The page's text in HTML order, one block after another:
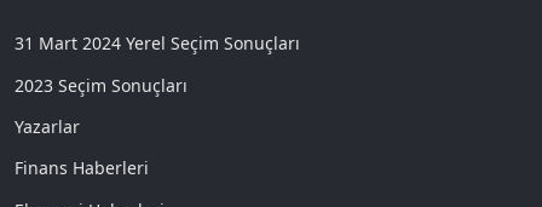
31 Mart 2024 Yerel Seçim Sonuçları
2023 Seçim Sonuçları
Yazarlar
Finans Haberleri